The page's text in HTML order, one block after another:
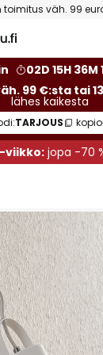
toimitus väh. 99
02D 15H 36M
99 €:sta tai
lähes kaikesta
TARJOUS kopioi
viikko:jopa -70